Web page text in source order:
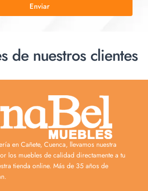
Enviar
de nuestros clientes
en Cañete, Cuenca, llevamos nuestra
los muebles de calidad directamente a tu
tienda online. Más de 35 años de